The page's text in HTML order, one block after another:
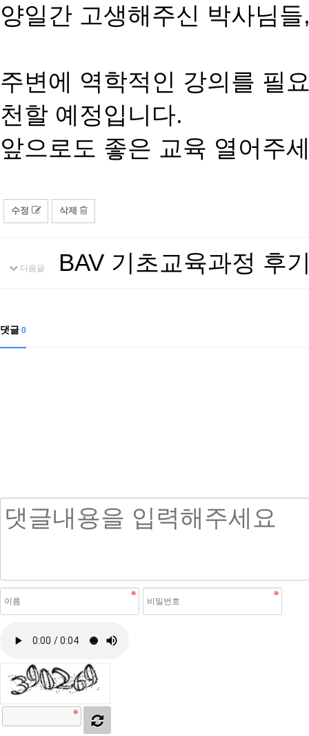
양일간 고생해주신 박사님
주변에 역학적인 강의를 필
천할 예정입니다.
앞으로도 좋은 교육 열어주
수정 삭제
다음글 BAV 기초교육과정 후
댓글 0